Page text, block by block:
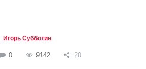
Игорь Субботин
0 9142 20